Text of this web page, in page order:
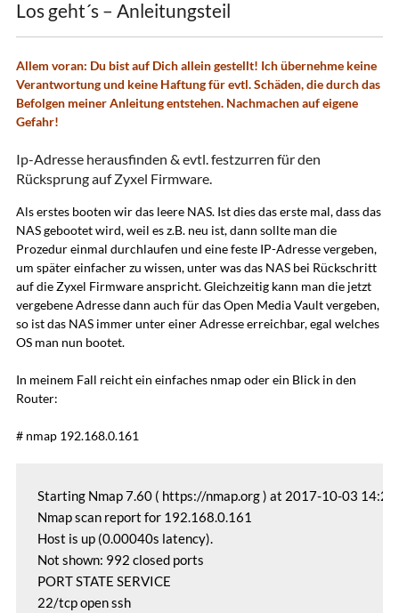
Los geht´s – Anleitungsteil
Allem voran: Du bist auf Dich allein gestellt! Ich übernehme keine
Verantwortung und keine Haftung für evtl. Schäden, die durch das
Befolgen meiner Anleitung entstehen. Nachmachen auf eigene
Gefahr!
Ip-Adresse herausfinden & evtl. festzurren für den
Rücksprung auf Zyxel Firmware.
Als erstes booten wir das leere NAS. Ist dies das erste mal, dass das
NAS gebootet wird, weil es z.B. neu ist, dann sollte man die
Prozedur einmal durchlaufen und eine feste IP-Adresse vergeben,
um später einfacher zu wissen, unter was das NAS bei Rückschritt
auf die Zyxel Firmware anspricht. Gleichzeitig kann man die jetzt
vergebene Adresse dann auch für das Open Media Vault vergeben,
so ist das NAS immer unter einer Adresse erreichbar, egal welches
OS man nun bootet.
In meinem Fall reicht ein einfaches nmap oder ein Blick in den
Router:
# nmap 192.168.0.161
Starting Nmap 7.60 ( https://nmap.org ) at 2017-10-03 14:22
Nmap scan report for 192.168.0.161
Host is up (0.00040s latency).
Not shown: 992 closed ports
PORT STATE SERVICE
22/tcp open ssh